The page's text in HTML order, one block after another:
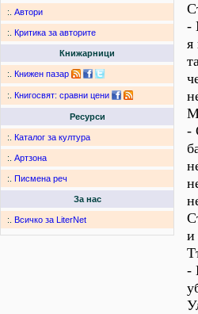
:. Автори
:. Критика за авторите
Книжарници
:. Книжен пазар
:. Книгосвят: сравни цени
Ресурси
:. Каталог за култура
:. Артзона
:. Писмена реч
За нас
:. Всичко за LiterNet
-
я
-
и
-